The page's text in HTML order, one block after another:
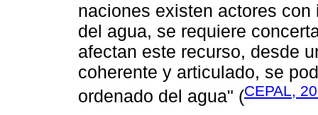
naciones existen actores
del agua, se requiere
afectan este recurso, desde
coherente y articulado, se
ordenado del agua" (CEPAL,